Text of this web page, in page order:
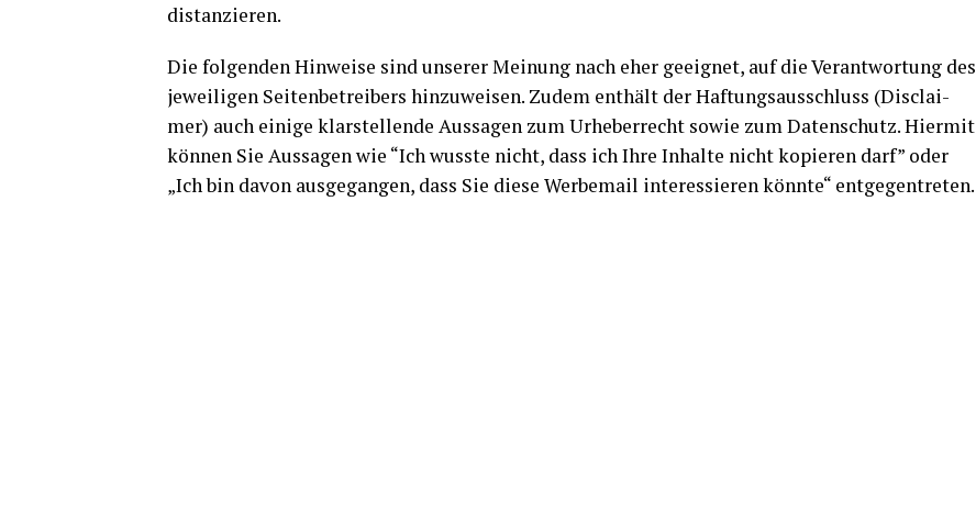
distanzieren.
Die fol­gen­den Hin­wei­se sind unse­rer Mei­nung nach eher geeig­net, auf die Ver­ant­wor­tung des
jewei­li­gen Sei­ten­be­trei­bers hin­zu­wei­sen. Zudem ent­hält der Haf­tungs­aus­schluss (Dis­clai­
mer) auch eini­ge klar­stel­len­de Aus­sa­gen zum Urhe­ber­recht sowie zum Daten­schutz. Hier­mit
kön­nen Sie Aus­sa­gen wie “Ich wuss­te nicht, dass ich Ihre Inhal­te nicht kopie­ren darf” oder
„Ich bin davon aus­ge­gan­gen, dass Sie die­se Wer­be­mail inter­es­sie­ren könn­te“ entgegentreten.